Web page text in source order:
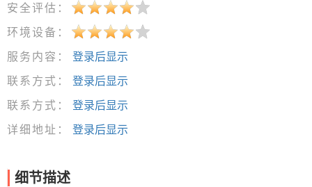
安全评估：
环境设备：
服务内容：
登录后显示
联系方式：
登录后显示
联系方式：
登录后显示
详细地址：
登录后显示
细节描述